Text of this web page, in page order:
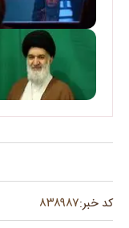
کد خبر:۸۳۸۹۸۷